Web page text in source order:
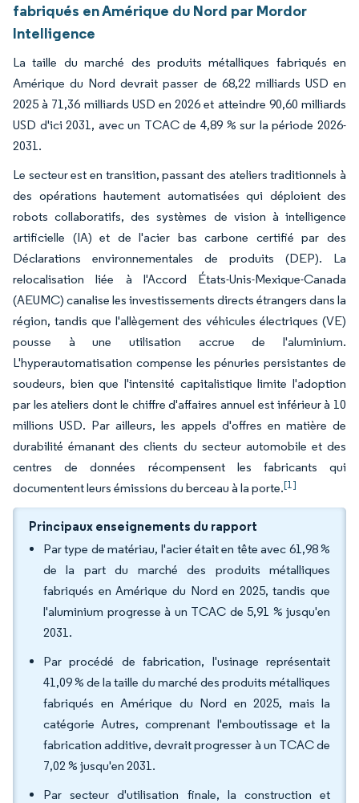
fabriqués en Amérique du Nord par Mordor
Intelligence
La taille du marché des produits métalliques fabriqués en
Amérique du Nord devrait passer de 68,22 milliards USD en
2025 à 71,36 milliards USD en 2026 et atteindre 90,60 milliards
USD d'ici 2031, avec un TCAC de 4,89 % sur la période 2026-
2031.
Le secteur est en transition, passant des ateliers traditionnels à
des opérations hautement automatisées qui déploient des
robots collaboratifs, des systèmes de vision à intelligence
artificielle (IA) et de l'acier bas carbone certifié par des
Déclarations environnementales de produits (DEP). La
relocalisation liée à l'Accord États-Unis-Mexique-Canada
(AEUMC) canalise les investissements directs étrangers dans la
région, tandis que l'allègement des véhicules électriques (VE)
pousse à une utilisation accrue de l'aluminium.
L'hyperautomatisation compense les pénuries persistantes de
soudeurs, bien que l'intensité capitalistique limite l'adoption
par les ateliers dont le chiffre d'affaires annuel est inférieur à 10
millions USD. Par ailleurs, les appels d'offres en matière de
durabilité émanant des clients du secteur automobile et des
centres de données récompensent les fabricants qui
documentent leurs émissions du berceau à la porte.[1]
Principaux enseignements du rapport
Par type de matériau, l'acier était en tête avec 61,98 %
de la part du marché des produits métalliques
fabriqués en Amérique du Nord en 2025, tandis que
l'aluminium progresse à un TCAC de 5,91 % jusqu'en
2031.
Par procédé de fabrication, l'usinage représentait
41,09 % de la taille du marché des produits métalliques
fabriqués en Amérique du Nord en 2025, mais la
catégorie Autres, comprenant l'emboutissage et la
fabrication additive, devrait progresser à un TCAC de
7,02 % jusqu'en 2031.
Par secteur d'utilisation finale, la construction et